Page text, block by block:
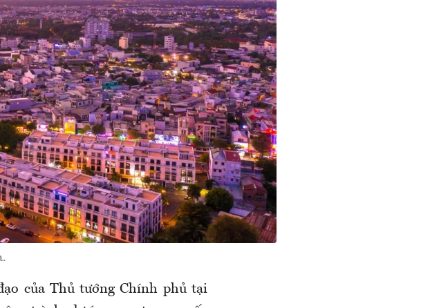
của Thủ tướng Chính phủ tại